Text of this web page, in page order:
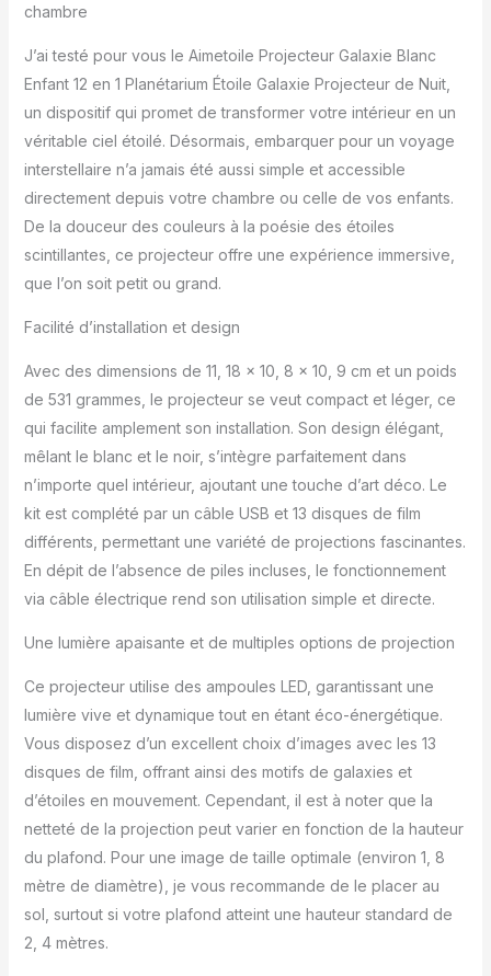
chambre
J’ai testé pour vous le Aimetoile Projecteur Galaxie Blanc
Enfant 12 en 1 Planétarium Étoile Galaxie Projecteur de Nuit,
un dispositif qui promet de transformer votre intérieur en un
véritable ciel étoilé. Désormais, embarquer pour un voyage
interstellaire n’a jamais été aussi simple et accessible
directement depuis votre chambre ou celle de vos enfants.
De la douceur des couleurs à la poésie des étoiles
scintillantes, ce projecteur offre une expérience immersive,
que l’on soit petit ou grand.
Facilité d’installation et design
Avec des dimensions de 11, 18 x 10, 8 x 10, 9 cm et un poids
de 531 grammes, le projecteur se veut compact et léger, ce
qui facilite amplement son installation. Son design élégant,
mêlant le blanc et le noir, s’intègre parfaitement dans
n’importe quel intérieur, ajoutant une touche d’art déco. Le
kit est complété par un câble USB et 13 disques de film
différents, permettant une variété de projections fascinantes.
En dépit de l’absence de piles incluses, le fonctionnement
via câble électrique rend son utilisation simple et directe.
Une lumière apaisante et de multiples options de projection
Ce projecteur utilise des ampoules LED, garantissant une
lumière vive et dynamique tout en étant éco-énergétique.
Vous disposez d’un excellent choix d’images avec les 13
disques de film, offrant ainsi des motifs de galaxies et
d’étoiles en mouvement. Cependant, il est à noter que la
netteté de la projection peut varier en fonction de la hauteur
du plafond. Pour une image de taille optimale (environ 1, 8
mètre de diamètre), je vous recommande de le placer au
sol, surtout si votre plafond atteint une hauteur standard de
2, 4 mètres.